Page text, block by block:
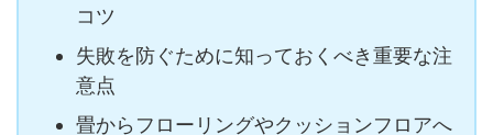
コツ
失敗を防ぐために知っておくべき重要な注
意点
畳からフローリングやクッションフロアへ